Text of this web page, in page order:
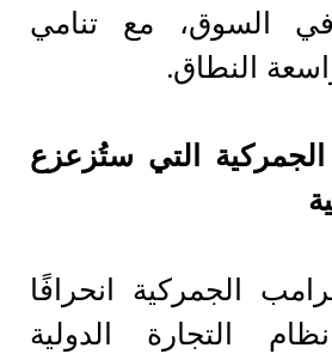
السوق، مع تنامي
النطاق.
التي ستُزعزع
الجمركية انحرافًا
التجارة الدولية